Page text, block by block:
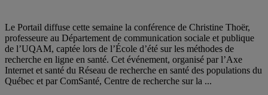
Le Portail diffuse cette semaine la conférence de Christine Thoër,
professeure au Département de communication sociale et publique
de l’UQAM, captée lors de l’École d’été sur les méthodes de
recherche en ligne en santé. Cet événement, organisé par l’Axe
Internet et santé du Réseau de recherche en santé des populations du
Québec et par ComSanté, Centre de recherche sur la ...